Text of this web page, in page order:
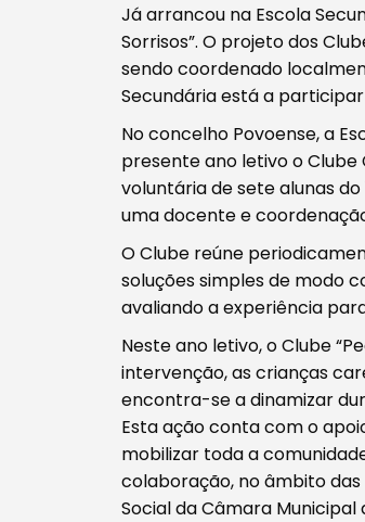
Procurar
Tipo de
Já arrancou na Escola
Sorrisos”. O projeto dos
sendo coordenado
Secundária está a
No concelho Povoense, a
presente ano letivo o Clube
voluntária de sete alunas
uma docente e
O Clube reúne
soluções simples de modo
avaliando a experiência
Neste ano letivo, o Clube
intervenção, as crianças
encontra-se a dinamizar
Esta ação conta com o
mobilizar toda a
colaboração, no âmbito
Social da Câmara Municipal